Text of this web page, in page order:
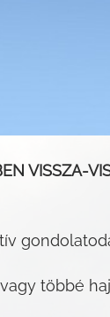
VISSZA-
többé